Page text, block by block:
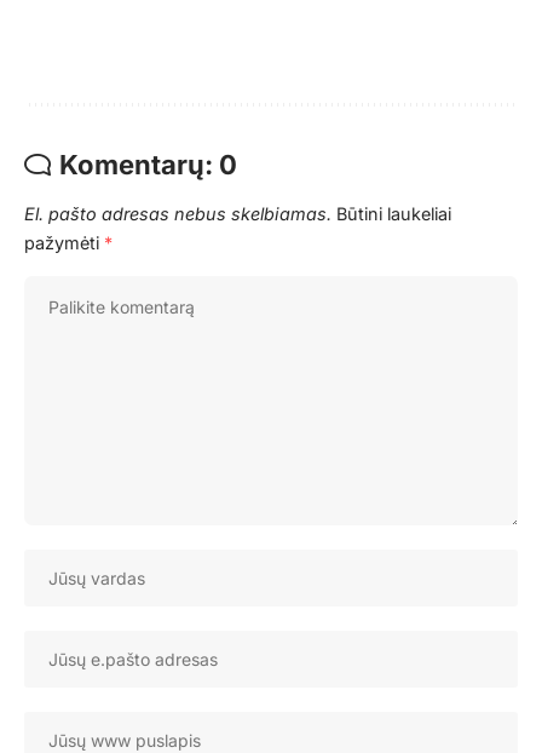
Komentarų: 0
El. pašto adresas nebus skelbiamas. Būtini laukeliai
pažymėti *